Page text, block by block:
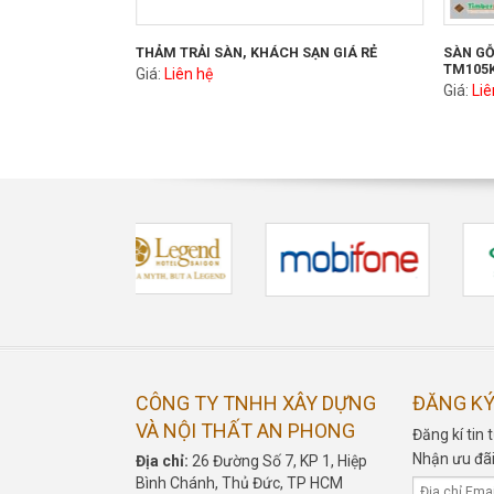
THẢM TRẢI SÀN, KHÁCH SẠN GIÁ RẺ
Giá: Liên hệ
SÀN
Giá:
CÔNG TY TNHH XÂY DỰNG
VÀ NỘI THẤT AN PHONG
Địa chỉ: 26 Đường Số 7, KP 1, Hiệp
Bình Chánh, Thủ Đức, TP HCM
ĐĂNG
Đăng kí tin
Nhận ưu